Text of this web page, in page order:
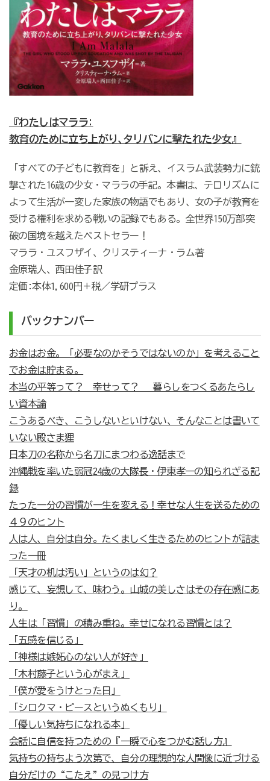
『わたしはマララ:
教育のために立ち上がり､タリバンに撃たれた少女』
「すべての子どもに教育を」と訴え、イスラム武装勢力に銃
撃された16歳の少女・マララの手記。本書は、テロリズムに
よって生活が一変した家族の物語でもあり、女の子が教育を
受ける権利を求める戦いの記録でもある。全世界150万部突
破の国境を越えたベストセラー！
マララ・ユスフザイ、クリスティーナ・ラム著
金原瑞人、西田佳子訳
定価:本体1,600円＋税／学研プラス
バックナンバー
お金はお金。「必要なのかそうではないのか」を考えること
でお金は貯まる。
本当の平等って？ 幸せって？ 暮らしをつくるあたらし
い資本論
こうあるべき、こうしないといけない、そんなことは書いて
いない殿さま狸
日本刀の名称から名刀にまつわる逸話まで
沖縄戦を率いた弱冠24歳の大隊長・伊東孝一の知られざる記
録
たった一分の習慣が一生を変える！幸せな人生を送るための
４９のヒント
人は人、自分は自分。たくましく生きるためのヒントが詰ま
った一冊
「天才の机は汚い」というのは幻？
感じて、妄想して、味わう。山城の美しさはその存在感にあ
り。
人生は「習慣」の積み重ね。幸せになれる習慣とは？
「五感を信じる」
「神様は嫉妬心のない人が好き」
「木村藤子という心がまえ」
「僕が愛をうけとった日」
「シロクマ・ピースというぬくもり」
「優しい気持ちになれる本」
会話に自信を持つための『一瞬で心をつかむ話し方』
気持ちの持ちよう次第で、自分の理想的な人間像に近づける
自分だけの“こたえ”の見つけ方